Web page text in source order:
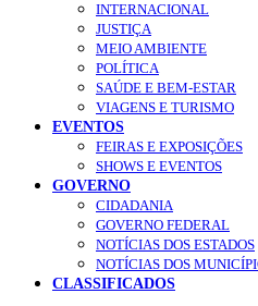
INTERNACIONAL
JUSTIÇA
MEIO AMBIENTE
POLÍTICA
SAÚDE E BEM-ESTAR
VIAGENS E TURISMO
EVENTOS
FEIRAS E EXPOSIÇÕES
SHOWS E EVENTOS
GOVERNO
CIDADANIA
GOVERNO FEDERAL
NOTÍCIAS DOS ESTADOS
NOTÍCIAS DOS
CLASSIFICADOS